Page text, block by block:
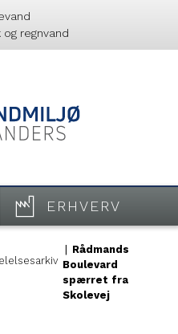
og regnvand
ERHVERV
Rådmands
Boulevard
spærret fra
Skolevej